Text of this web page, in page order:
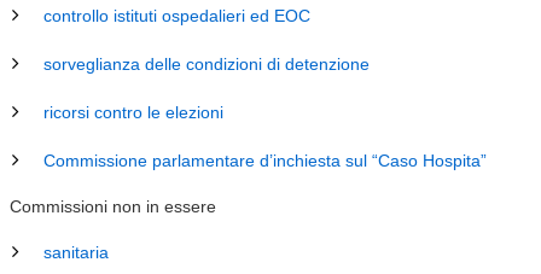
controllo istituti ospedalieri ed EOC
sorveglianza delle condizioni di detenzione
ricorsi contro le elezioni
Commissione parlamentare d’inchiesta sul “Caso Hospita”
Commissioni non in essere
sanitaria